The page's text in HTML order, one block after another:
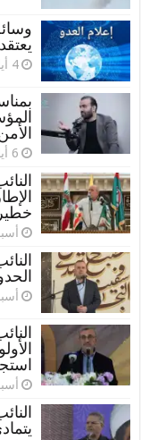
‏4 أيام مضت